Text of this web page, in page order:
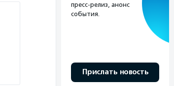
пресс-релиз, анонс
события.
Прислать новость